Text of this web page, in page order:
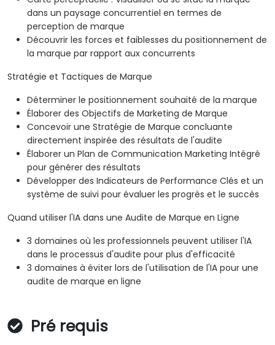
dans un paysage concurrentiel en termes de
perception de marque
Découvrir les forces et faiblesses du positionnement de
la marque par rapport aux concurrents
Stratégie et Tactiques de Marque
Déterminer le positionnement souhaité de la marque
Élaborer des Objectifs de Marketing de Marque
Concevoir une Stratégie de Marque concluante
directement inspirée des résultats de l'audite
Élaborer un Plan de Communication Marketing Intégré
pour générer des résultats
Développer des Indicateurs de Performance Clés et un
système de suivi pour évaluer les progrès et le succès
Quand utiliser l'IA dans une Audite de Marque en Ligne
3 domaines où les professionnels peuvent utiliser l'IA
dans le processus d'audite pour plus d'efficacité
3 domaines à éviter lors de l'utilisation de l'IA pour une
audite de marque en ligne
Pré requis